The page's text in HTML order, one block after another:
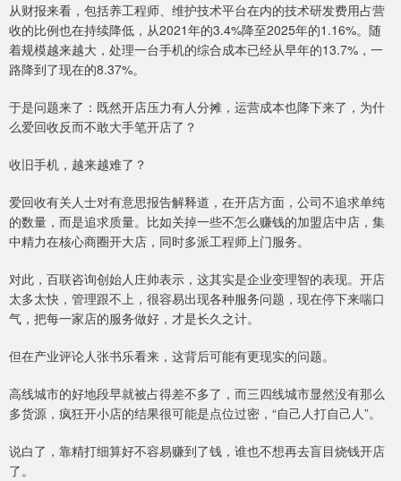
从财报来看，包括养工程师、维护技术平台在内的技术研发费用占营
收的比例也在持续降低，从2021年的3.4%降至2025年的1.16%。随
着规模越来越大，处理一台手机的综合成本已经从早年的13.7%，一
路降到了现在的8.37%。
于是问题来了：既然开店压力有人分摊，运营成本也降下来了，为什
么爱回收反而不敢大手笔开店了？
收旧手机，越来越难了？
爱回收有关人士对有意思报告解释道，在开店方面，公司不追求单纯
的数量，而是追求质量。比如关掉一些不怎么赚钱的加盟店中店，集
中精力在核心商圈开大店，同时多派工程师上门服务。
对此，百联咨询创始人庄帅表示，这其实是企业变理智的表现。开店
太多太快，管理跟不上，很容易出现各种服务问题，现在停下来喘口
气，把每一家店的服务做好，才是长久之计。
但在产业评论人张书乐看来，这背后可能有更现实的问题。
高线城市的好地段早就被占得差不多了，而三四线城市显然没有那么
多货源，疯狂开小店的结果很可能是点位过密，“自己人打自己人”。
说白了，靠精打细算好不容易赚到了钱，谁也不想再去盲目烧钱开店
了。